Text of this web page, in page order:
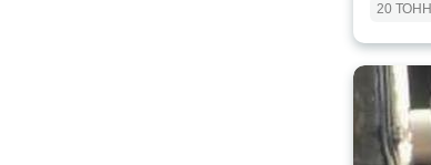
20 ТОНН